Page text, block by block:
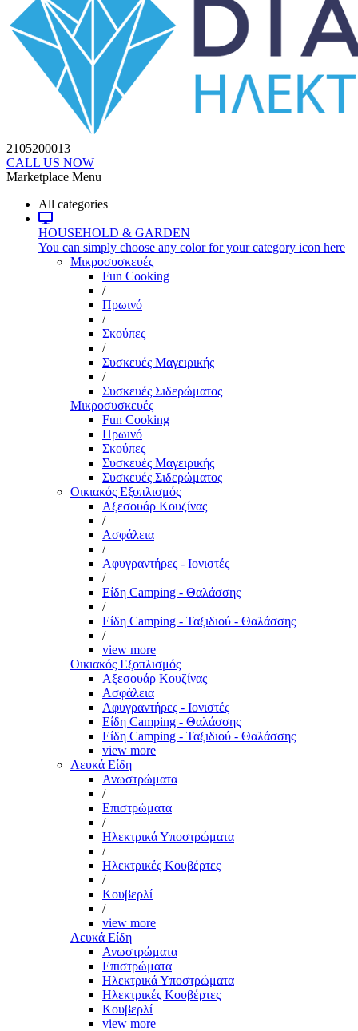
2105200013
CALL US NOW
Marketplace Menu
All categories
HOUSEHOLD & GARDEN
You can simply choose any color for your category icon here
Μικροσυσκευές
Fun Cooking
/
Πρωινό
/
Σκούπες
/
Συσκευές Μαγειρικής
/
Συσκευές Σιδερώματος
Μικροσυσκευές
Fun Cooking
Πρωινό
Σκούπες
Συσκευές Μαγειρικής
Συσκευές Σιδερώματος
Οικιακός Εξοπλισμός
Αξεσουάρ Κουζίνας
/
Ασφάλεια
/
Αφυγραντήρες - Ιονιστές
/
Είδη Camping - Θαλάσσης
/
Είδη Camping - Ταξιδιού - Θαλάσσης
/
view more
Οικιακός Εξοπλισμός
Αξεσουάρ Κουζίνας
Ασφάλεια
Αφυγραντήρες - Ιονιστές
Είδη Camping - Θαλάσσης
Είδη Camping - Ταξιδιού - Θαλάσσης
view more
Λευκά Είδη
Ανωστρώματα
/
Επιστρώματα
/
Ηλεκτρικά Υποστρώματα
/
Ηλεκτρικές Κουβέρτες
/
Κουβερλί
/
view more
Λευκά Είδη
Ανωστρώματα
Επιστρώματα
Ηλεκτρικά Υποστρώματα
Ηλεκτρικές Κουβέρτες
Κουβερλί
view more